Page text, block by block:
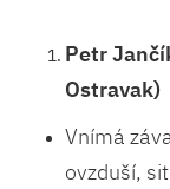
Petr
Ostravak)
Vnímá
ovzduší,